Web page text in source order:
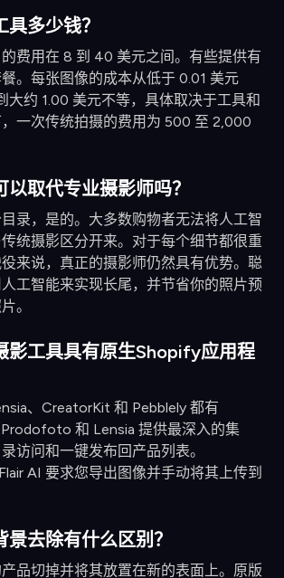
多少钱？
费用在 8 到 40 美元之间。有些提供有
。每张图像的成本从低于 0.01 美元
大约 1.00 美元不等，具体取决于工具和
一次传统拍摄的费用为 500 至 2,000
取代专业摄影师吗？
录，是的。大多数购物者无法将人工智
统摄影区分开来。对于每个细节都很重
来说，真正的摄影师仍然具有优势。聪
工智能来实现长尾，并节省你的照片预
。
影工具具有原生Shopify应用程
、CreatorKit 和 Pebblely 都有
和 Lensia 提供最深入的集
访问和一键发布回产品列表。
AI 要求您导出图像并手动将其上传到
去除有什么区别？
品切掉并将其放置在新的表面上。原版